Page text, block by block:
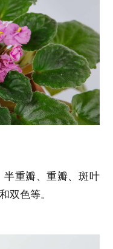
半重瓣、重瓣、斑叶
双色等。